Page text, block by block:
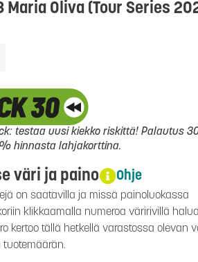
Maria Oliva (Tour Series
testaa uusi kiekko riskittä! Palautus
hinnasta lahjakorttina.
väri ja paino Ohje
on saatavilla ja missä painoluokassa
klikkaamalla numeroa väririvillä
kertoo tällä hetkellä varastossa olevan